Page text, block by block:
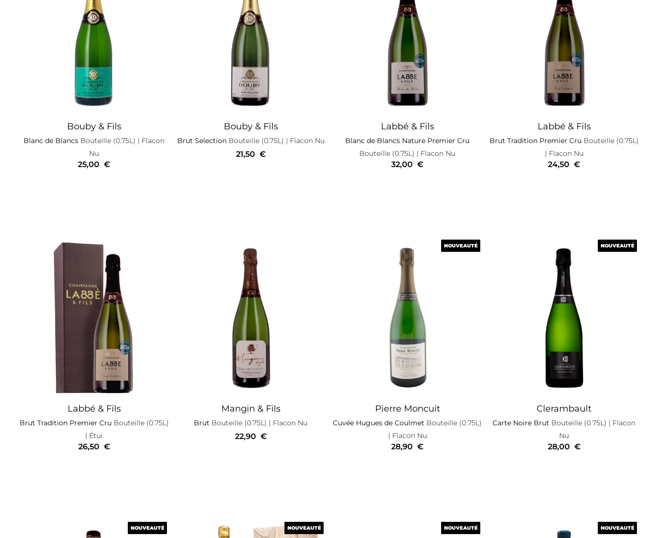
Bouby & Fils
Blanc de Blancs Bouteille (0.75L) | Flacon
Nu
25,00 €
Bouby & Fils
Brut SelectionBouteille (0.75L) | Flacon Nu
21,50 €
Labbé & Fils
Blanc de Blancs Nature Premier Cru
Bouteille (0.75L) | Flacon Nu
32,00 €
Labbé & Fils
Brut Tradition Premier Cru Bouteille (0.75L)
| Flacon Nu
24,50 €
Labbé & Fils
Brut Tradition Premier Cru Bouteille (0.75L)
| Étui
26,50 €
Mangin & Fils
Brut Bouteille (0.75L) | Flacon Nu
22,90 €
NOUVEAUTÉ
Pierre Moncuit
Cuvée Hugues de Coulmet Bouteille (0.75L)
| Flacon Nu
NOUVEAUTÉ
28,90 €
NOUVEAUTÉ
Clerambault
Carte Noire Brut Bouteille (0.75L) | Flacon
Nu
NOUVEAUTÉ
28,00 €
NOUVEAUTÉ
NOUVEAUTÉ NOUVEAUTÉ
NOUVEAUTÉ NOUVEAUTÉ
NOUVEAUTÉ NOUVEAUTÉ
NOUVEAUTÉ